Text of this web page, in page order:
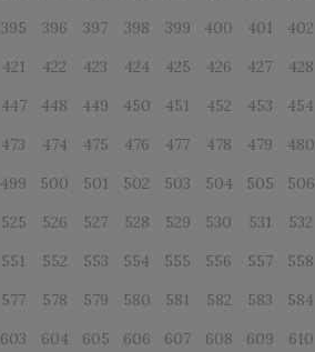
395 396 397 398 399 400 401 402
421 422 423 424 425 426 427 428
447 448 449 450 451 452 453 454
473 474 475 476 477 478 479 480
499 500 501 502 503 504 505 506
525 526 527 528 529 530 531 532
551 552 553 554 555 556 557 558
577 578 579 580 581 582 583 584
603 604 605 606 607 608 609 610